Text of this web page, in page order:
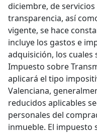
diciembre, de
transparencia, así
vigente, se hace
incluye los gastos e
adquisición, los cuales
Impuesto sobre
aplicará el tipo
Valenciana,
reducidos aplicables
personales del
inmueble. El impuesto